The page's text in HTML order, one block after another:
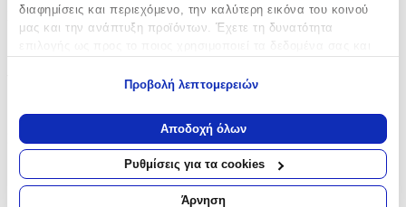
διαφημίσεις και περιεχόμενο, την καλύτερη εικόνα του κοινού
μας και την ανάπτυξη προϊόντων. Έχετε τη δυνατότητα
Να συλλέξουμε πληροφορίες σχετικά με τη γεωγραφική
σας τοποθεσία, οι οποίες μπορεί να είναι ακριβείς σε
απόσταση μερικών μέτρων
Να αναγνωρίσουμε τη συσκευή σας σαρώνοντας ενεργά
για συγκεκριμένα χαρακτηριστικά (δακτυλικό αποτύπωμα)
Προβολή λεπτομερειών
Αποδοχή όλων
Ρυθμίσεις για τα cookies
Άρνηση
Ελατήριο:
Κατασκευαστής